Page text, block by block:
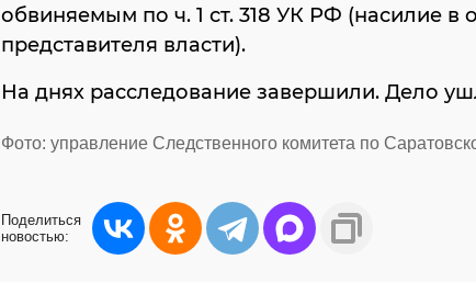
обвиняемым по ч. 1 ст. 318 УК РФ (насилие в
представителя власти).
На днях расследование завершили. Дело
Фото: управление Следственного комитета по
Поделиться
новостью: